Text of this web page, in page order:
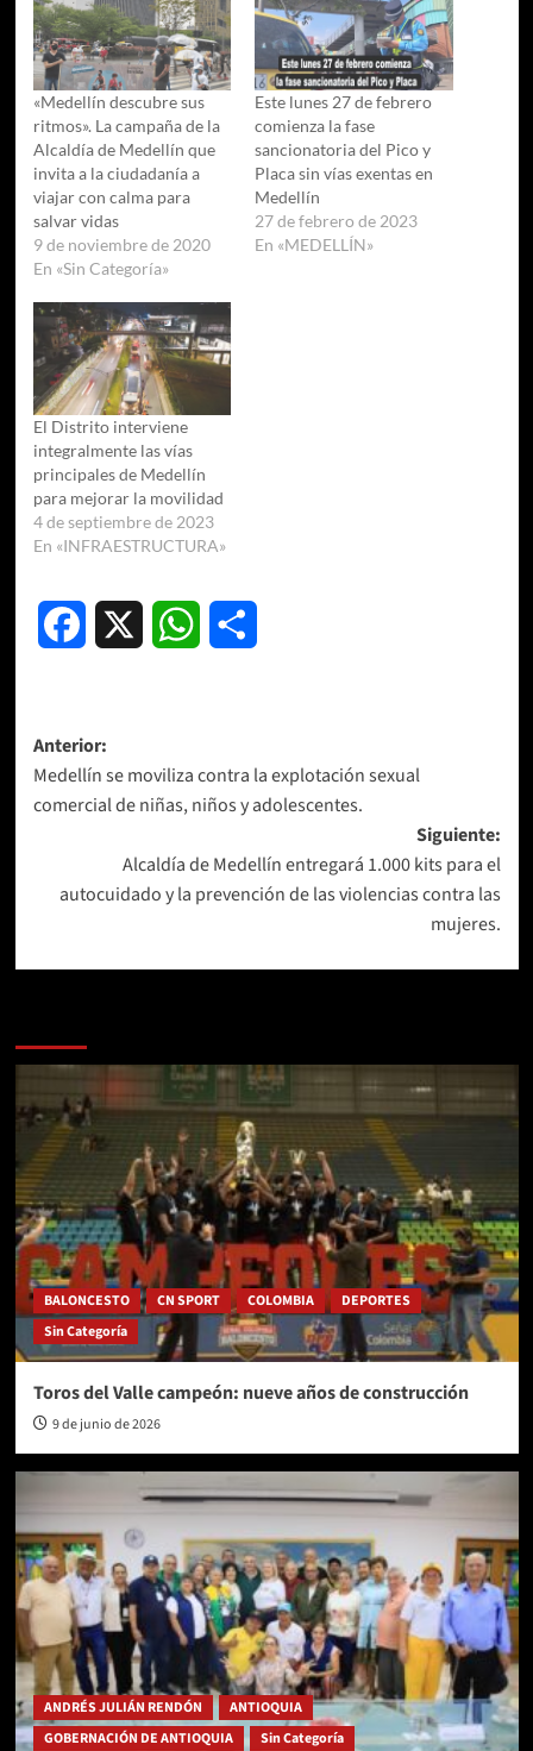
«Medellín descubre sus
ritmos». La campaña de la
Alcaldía de Medellín que
invita a la ciudadanía a
viajar con calma para
salvar vidas
9 de noviembre de 2020
En «Sin Categoría»
Este lunes 27 de febrero
comienza la fase
sancionatoria del Pico y
Placa sin vías exentas en
Medellín
27 de febrero de 2023
En «MEDELLÍN»
El Distrito interviene
integralmente las vías
principales de Medellín
para mejorar la movilidad
4 de septiembre de 2023
En «INFRAESTRUCTURA»
Facebook WhatsApp
Navegación
de
entradas
Anterior:
Medellín se moviliza contra la explotación sexual
comercial de niñas, niños y adolescentes.
Siguiente:
Alcaldía de Medellín entregará 1.000 kits para el
autocuidado y la prevención de las violencias contra las
mujeres.
BALONCESTO CN SPORT COLOMBIA
DEPORTES
Sin Categoría
Toros del Valle campeón: nueve años de construcción
9 de junio de 2026
ANDRÉS JULIÁN RENDÓN
ANTIOQUIA
GOBERNACIÓN DE ANTIOQUIA
Sin Categoría